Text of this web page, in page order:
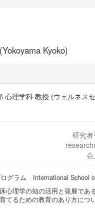
Kyoko)
心理学科 教授 (ウェルネス
研究
ラム International School
理学の知の活用と発展である
るための教育のあり方につ